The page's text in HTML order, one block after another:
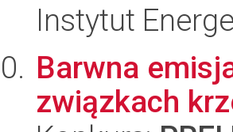
Instytut
Barwna
związkach